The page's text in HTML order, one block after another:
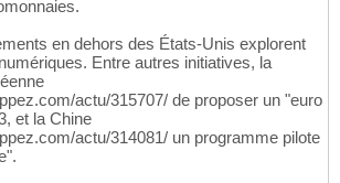
en dehors des États-Unis explorent
Entre autres initiatives, la
actu/315707/ de proposer un "euro
et la Chine
actu/314081/ un programme pilote